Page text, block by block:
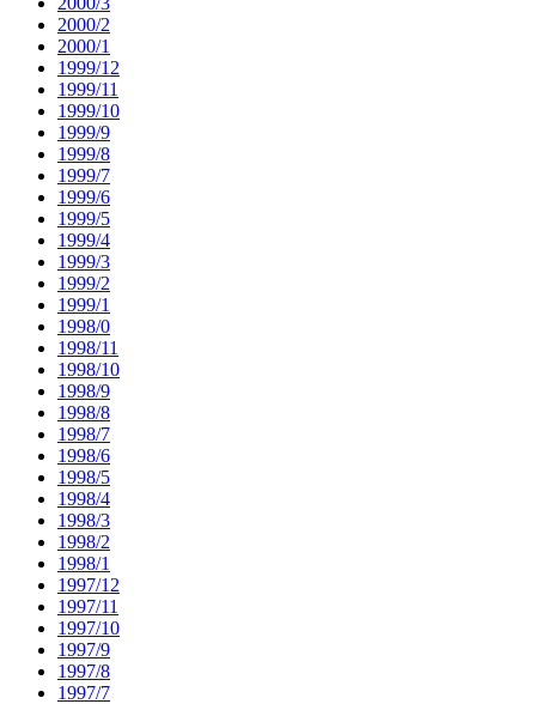
2000/2
2000/1
1999/12
1999/11
1999/10
1999/9
1999/8
1999/7
1999/6
1999/5
1999/4
1999/3
1999/2
1999/1
1998/0
1998/11
1998/10
1998/9
1998/8
1998/7
1998/6
1998/5
1998/4
1998/3
1998/2
1998/1
1997/12
1997/11
1997/10
1997/9
1997/8
1997/7